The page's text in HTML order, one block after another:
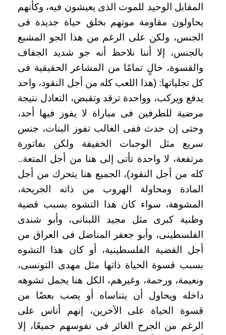
المقابل الوحيد للموت الذى يعيشون فيه، وكأنهم
يحاولون مقاومة موتهم بخلق حياة جديدة فى
الجنس، ولكن على الرغم من هذا الجو المشبع
بالجنس، إلا أننا نلاحظ أنه جو شديد الجفاف
والقسوة، خالٍ تمامًا من المشاعر الحقيقية فى
كل تجلياتها: (هذا اللعب كله من أجل النقود، واحد
يدفع ويركب، وواحدة ترقد وتقبض، التعادل نتيجة
مرضية للطرفين فى مباراة لا يفوز فيها أحد،
وحتى إن حدث ففى الغالب تفوز البنات، جنس
سريع مثل الوجبات الخفيفة ولكن بفاتورة
مرتفعة، لا واحدة تأتى إلى هنا من أجل المتعة..
كله من أجل النقود)، الجميع هنا يتحرك من أجل
المادة ومحاولة الهروب من ذاته الجريحة،
المشوهة، سواء كان هذا التشوه بسبب قضية
وطنية كبرى مثل مجيد اللبنانى، وأبو شندى
الفلسطينى، وأبو جعفر المناضل فى العراق من
أجل القضية الفلسطينية، أو كان هذا التشوه
بسبب قسوة الحياة ذاتها مثل مهدى التونسى،
ونعيمة، ورحمة، وغيرهم، الكل هنا يحمل تشوهه
داخله ويحاول أن يتناساه أو يصب بعضًا من
قسوة الحياة على الآخرين، إنهم أناس على
الرغم من الجرح الغائر فى نفوسهم جميعًا، إلا